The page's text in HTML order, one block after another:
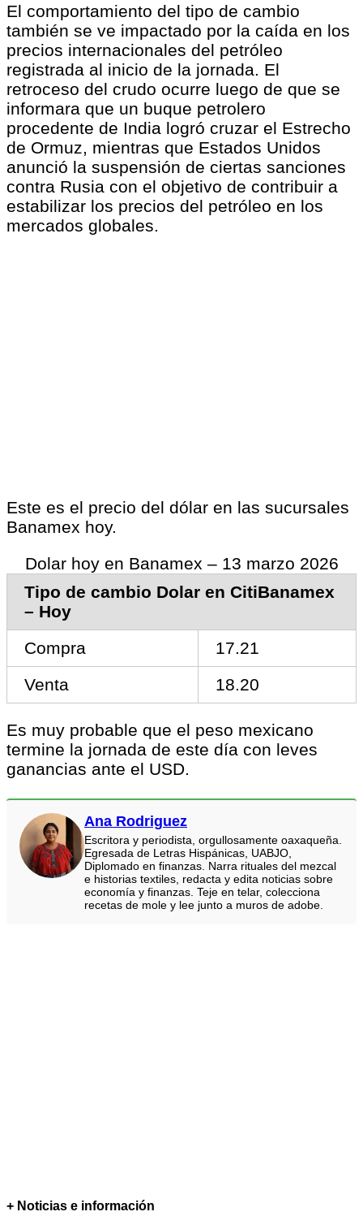
El comportamiento del tipo de cambio
también se ve impactado por la caída en los
precios internacionales del petróleo
registrada al inicio de la jornada. El
retroceso del crudo ocurre luego de que se
informara que un buque petrolero
procedente de India logró cruzar el Estrecho
de Ormuz, mientras que Estados Unidos
anunció la suspensión de ciertas sanciones
contra Rusia con el objetivo de contribuir a
estabilizar los precios del petróleo en los
mercados globales.
Este es el precio del dólar en las sucursales
Banamex hoy.
Dolar hoy en Banamex – 13 marzo 2026
Tipo de cambio Dolar en CitiBanamex
– Hoy
Compra
17.21
Venta
18.20
Es muy probable que el peso mexicano
termine la jornada de este día con leves
ganancias ante el USD.
Ana Rodriguez
Escritora y periodista, orgullosamente oaxaqueña.
Egresada de Letras Hispánicas, UABJO,
Diplomado en finanzas. Narra rituales del mezcal
e historias textiles, redacta y edita noticias sobre
economía y finanzas. Teje en telar, colecciona
recetas de mole y lee junto a muros de adobe.
+ Noticias e información